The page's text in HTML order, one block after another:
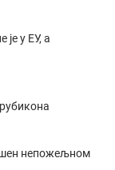
у ЕУ, а
непожељном